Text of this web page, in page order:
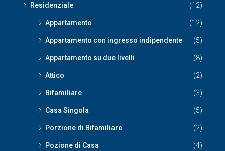
Residenziale (12)
Appartamento (12)
Appartamento con ingresso indipendente (5)
Appartamento su due livelli (8)
Attico (2)
Bifamiliare (3)
Casa Singola (5)
Porzione di Bifamiliare (2)
Pozione di Casa (4)